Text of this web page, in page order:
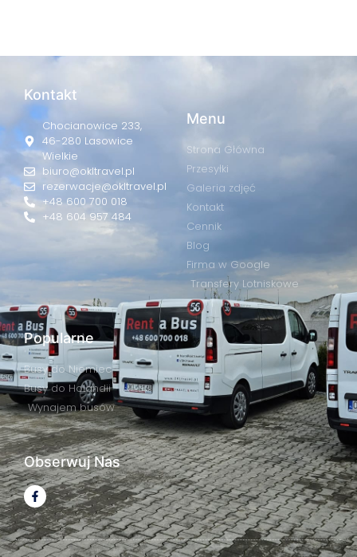
Kontakt
Chocianowice 233,
46-280 Lasowice
Wielkie
biuro@okltravel.pl
rezerwacje@okltravel.pl
+48 600 700 018
+48 604 957 484
Menu
Strona Główna
Przesyłki
Galeria zdjęć
Kontakt
Cennik
Blog
Firma w Google
Transfery Lotniskowe
Popularne
Busy do Niemiec
Busy do Holandii
Wynajem busów
Obserwuj Nas